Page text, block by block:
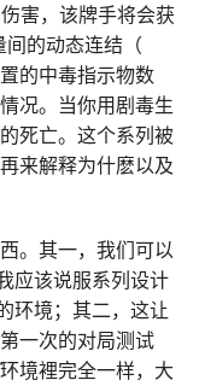
害，该牌手将会获
的动态连结（
的中毒指示物数
况。当你用剧毒生
死亡。这个系列被
来解释为什麽以及
。其一，我们可以
应该说服系列设计
环境；其二，这让
一次的对局测试
环境裡完全一样，大